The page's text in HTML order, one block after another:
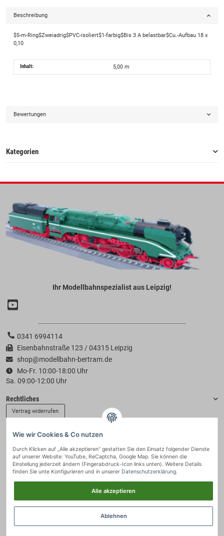
Beschreibung
$5-m-Ring$Zweiadrig$PVC-isoliert$1-farbig$Bis 3 A belastbar$Cu.-Aufbau 18 x
0,10
Inhalt: 5,00 m
Bewertungen
Kategorien
Ihr Modellbahnspezialist aus Leipzig!
0341 6994114
Eisenbahnstraße 123 / 04315 Leipzig
shop@modellbahn-bertram.de
Mo-Fr. 10:00-18:00 Uhr
Sa. 09:00-12:00 Uhr
Rechtliches
Vertrag widerrufen
Zahlung & Versand
Wie wir Cookies & Co nutzen
Durch Klicken auf „Alle akzeptieren“ gestatten Sie den Einsatz folgender Dienste
auf unserer Website: YouTube, ReCaptcha, Google Map. Sie können die
Einstellung jederzeit ändern (Fingerabdruck-Icon links unten). Weitere Details
finden Sie unte Konfigurieren und in unserer Datenschutzerklärung.
Alle akzeptieren
Ablehnen